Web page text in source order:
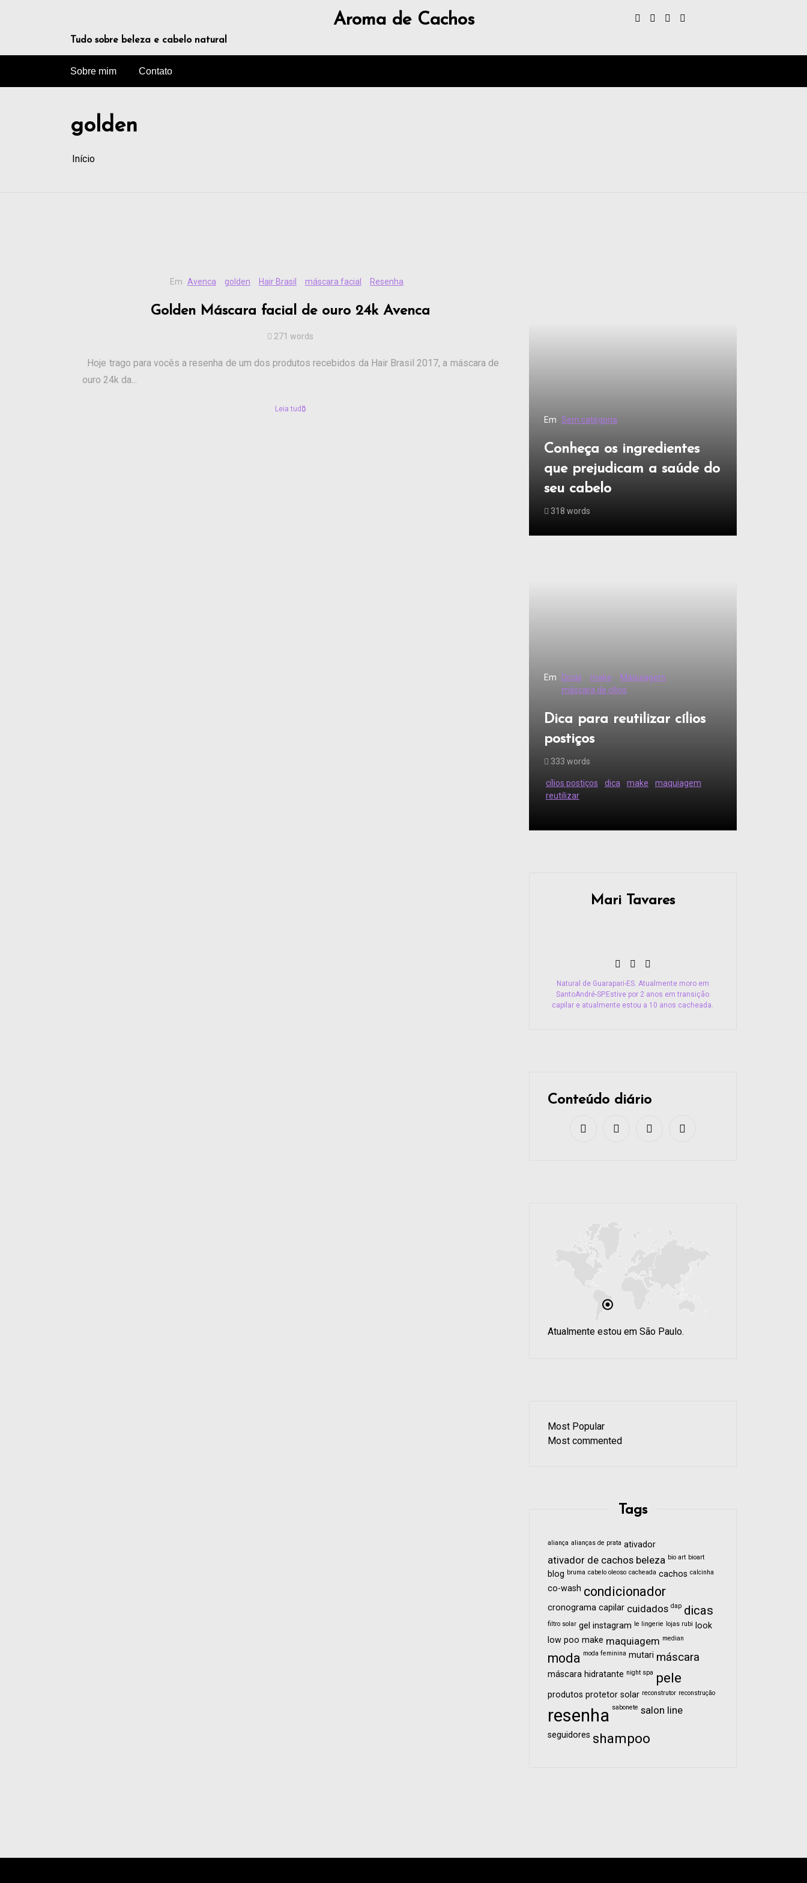
Aroma de Cachos
Tudo sobre beleza e cabelo natural
Sobre mim Contato
golden
Início
Em Avenca golden Hair Brasil máscara facial Resenha
Golden Máscara facial de ouro 24k Avenca
271 words
Hoje trago para vocês a resenha de um dos produtos recebidos da Hair Brasil 2017, a máscara de
ouro 24k da...
Leia tudo
Em Sem categoria
Conheça os ingredientes
que prejudicam a saúde do
seu cabelo
318 words
Em Dicas make
Maquiagem
máscara de cílios
Dica para reutilizar cílios
postiços
333 words
cílios postiços dica make
maquiagem
reutilizar
Mari Tavares
Natural de Guarapari-ES. Atualmente moro em
SantoAndré-SP.Estive por 2 anos em transição
capilar e atualmente estou a 10 anos cacheada.
Conteúdo diário
Atualmente estou em São Paulo.
Most Popular
Most commented
Tags
aliança alianças de prata ativador
ativador de cachos beleza bio art bioart
blog bruma cabelo oleoso cacheada cachos calcinha
co-wash condicionador
cronograma capilar cuidados dap dicas
filtro solar gel instagram le lingerie lojas rubi
look
low poo make maquiagem median
moda moda feminina mutari máscara
máscara hidratante night spa pele
produtos protetor solar reconstrutor reconstrução
resenha sabonete salon line
seguidores shampoo